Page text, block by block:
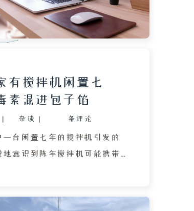
人际关系疏离、网络对立加剧
慨，并暗示这种无序与误解可
。
有搅拌机闲置七
素混进包子馅
| 杂谈 | 条评论
台闲置七年的搅拌机引发的
意识到陈年搅拌机可能携带
来历：第一台仅用来打了一杯